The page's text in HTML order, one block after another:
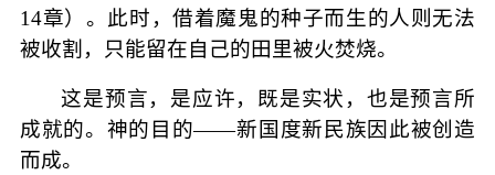
14章）。此时，借着魔鬼的种子而生的人则无法
被收割，只能留在自己的田里被火焚烧。
这是预言，是应许，既是实状，也是预言所
成就的。神的目的——新国度新民族因此被创造
而成。